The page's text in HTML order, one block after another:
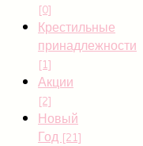
[0]
Крестильные
принадлежности
[1]
Акции
[2]
Новый
Год [21]